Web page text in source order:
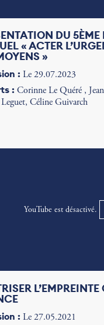
DU 5ÈME
« ACTER
»
: Le 29.07.2023
: Corinne Le Quéré ,
Céline Guivarch
YouTube est désactivé.
: Le 27.05.2021